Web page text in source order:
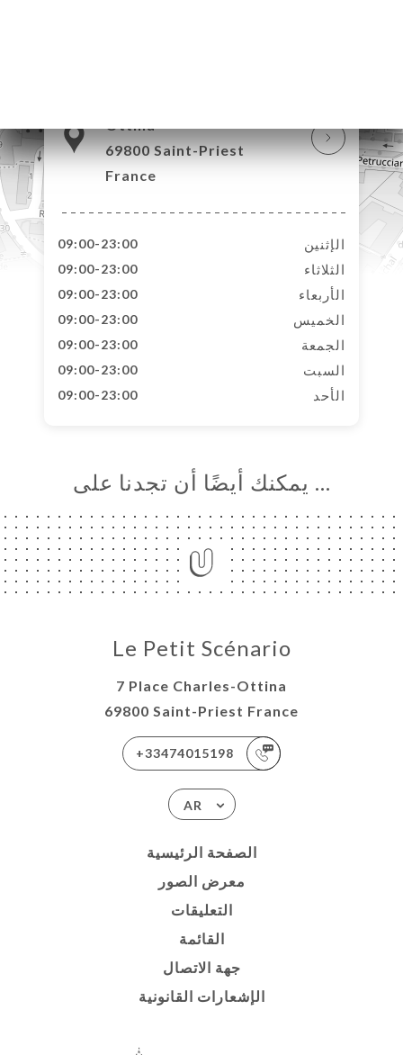
Ottina
69800 Saint-Priest
France
الإثنين 09:00-23:00
الثلاثاء 09:00-23:00
الأربعاء 09:00-23:00
الخميس 09:00-23:00
الجمعة 09:00-23:00
السبت 09:00-23:00
الأحد 09:00-23:00
… يمكنك أيضًا أن تجدنا على
Le Petit Scénario
7 Place Charles-Ottina
69800 Saint-Priest France
+33474015198
AR
الصفحة الرئيسية
معرض الصور
التعليقات
القائمة
جهة الاتصال
الإشعارات القانونية